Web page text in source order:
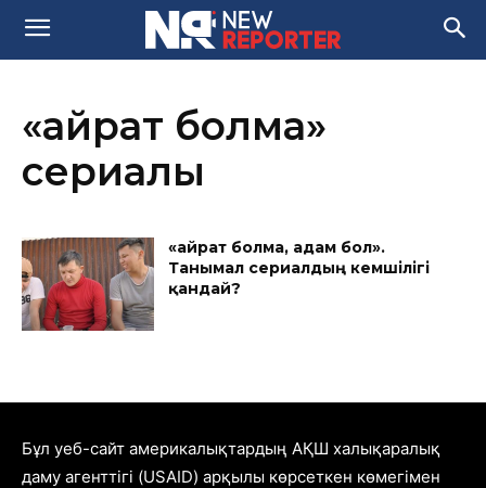
«Қайрат болма»
сериалы
«Қайрат болма, адам бол».
Танымал сериалдың кемшілігі
қандай?
Бұл уеб-сайт америкалықтардың АҚШ халықаралық
даму агенттігі (USAID) арқылы көрсеткен көмегімен